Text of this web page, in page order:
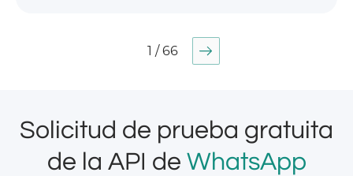
1 / 66
Solicitud de prueba gratuita
de la API de WhatsApp